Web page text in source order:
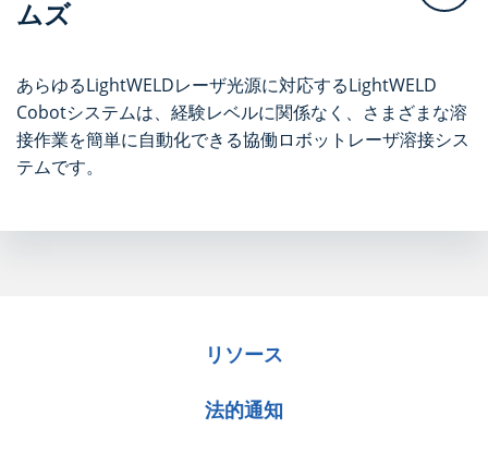
ムズ
あらゆるLightWELDレーザ光源に対応するLightWELD
Cobotシステムは、経験レベルに関係なく、さまざまな溶
接作業を簡単に自動化できる協働ロボットレーザ溶接シス
テムです。
リソース
法的通知